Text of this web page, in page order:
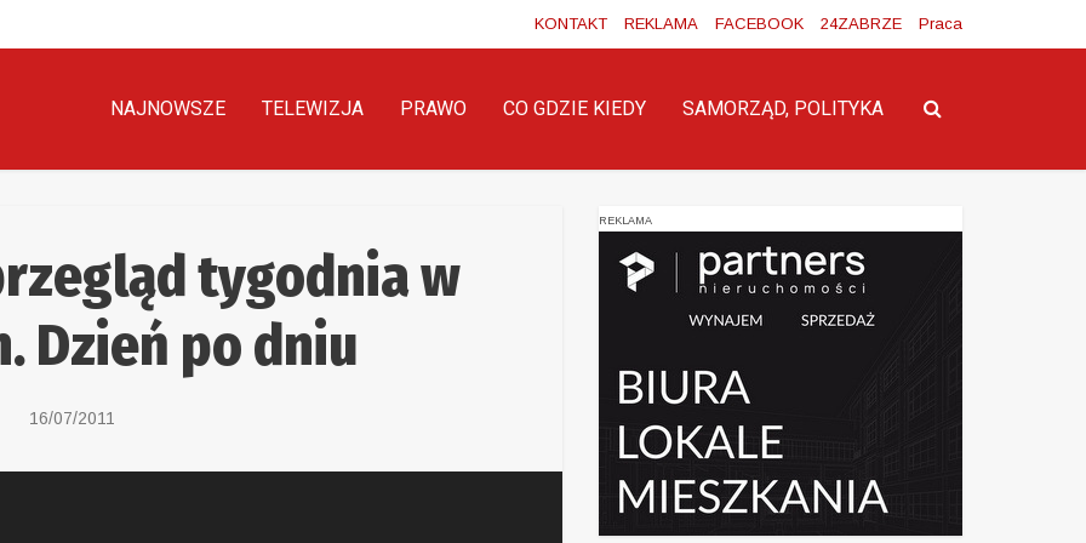
KONTAKT REKLAMA FACEBOOK 24ZABRZE Praca
NAJNOWSZE TELEWIZJA PRAWO CO GDZIE KIEDY SAMORZĄD, POLITYKA
tygodnia w
Dzień po dniu
16/07/2011
REKLAMA